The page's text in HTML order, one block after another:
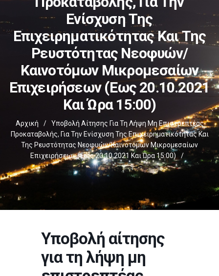
Ενίσχυση Της
Επιχειρηματικότητας Και Της
Ρευστότητας Νεοφυών/
Καινοτόμων Μικρομεσαίων
Επιχειρήσεων (έως 20.10.2021
Και Ώρα 15:00)
Αρχική /
Υποβολή Αίτησης Για Τη Λήψη Μη Επιστρεπτέας
Προκαταβολής, Για Την Ενίσχυση Της Επιχειρηματικότητας Και
Της Ρευστότητας Νεοφυών/καινοτόμων Μικρομεσαίων
Επιχειρήσεων (έως 20.10.2021 Και Ώρα 15:00)
/
Υποβολή αίτησης
για τη λήψη μη